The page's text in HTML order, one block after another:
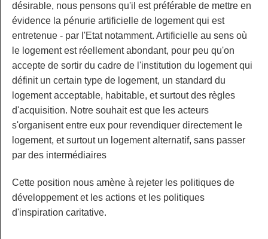
désirable, nous pensons qu'il est préférable de mettre en
évidence la pénurie artificielle de logement qui est
entretenue - par l'Etat notamment. Artificielle au sens où
le logement est réellement abondant, pour peu qu'on
accepte de sortir du cadre de l'institution du logement qui
définit un certain type de logement, un standard du
logement acceptable, habitable, et surtout des règles
d'acquisition. Notre souhait est que les acteurs
s'organisent entre eux pour revendiquer directement le
logement, et surtout un logement alternatif, sans passer
par des intermédiaires
Cette position nous amène à rejeter les politiques de
développement et les actions et les politiques
d'inspiration caritative.